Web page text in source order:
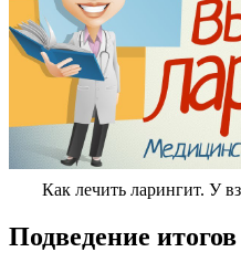
Как лечить ларингит. У
Подведение итогов